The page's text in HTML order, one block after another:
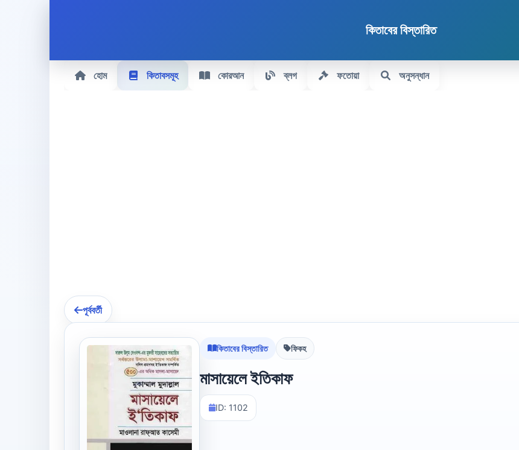
কিতাবের বিস্তারিত
হোম কিতাবসমূহ কোরআন ব্লগ ফতোয়া অনুসন্ধান
পূর্ববর্তী
কিতাবের বিস্তারিত ফিকহ
মাসায়েলে ইতিকাফ
ID: 1102